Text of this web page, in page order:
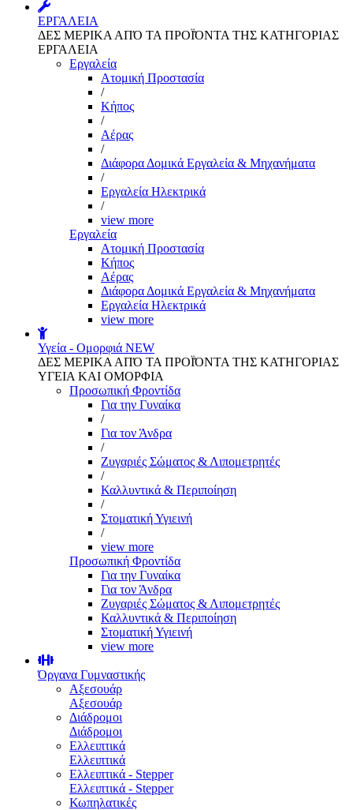
ΕΡΓΑΛΕΙΑ
ΔΕΣ ΜΕΡΙΚΑ ΑΠΌ ΤΑ ΠΡΟΪΌΝΤΑ ΤΗΣ ΚΑΤΗΓΟΡΙΑΣ
ΕΡΓΑΛΕΙΑ
Εργαλεία
Aτομική Προστασία
/
Kήπος
/
Αέρας
/
Διάφορα Δομικά Εργαλεία & Μηχανήματα
/
Εργαλεία Ηλεκτρικά
/
view more
Εργαλεία
Aτομική Προστασία
Kήπος
Αέρας
Διάφορα Δομικά Εργαλεία & Μηχανήματα
Εργαλεία Ηλεκτρικά
view more
Υγεία - Ομορφιά NEW
ΔΕΣ ΜΕΡΙΚΑ ΑΠΌ ΤΑ ΠΡΟΪΌΝΤΑ ΤΗΣ ΚΑΤΗΓΟΡΙΑΣ
ΥΓΕΙΑ ΚΑΙ ΟΜΟΡΦΙΑ
Προσωπική Φροντίδα
Για την Γυναίκα
/
Για τον Άνδρα
/
Ζυγαριές Σώματος & Λιπομετρητές
/
Καλλυντικά & Περιποίηση
/
Στοματική Υγιεινή
/
view more
Προσωπική Φροντίδα
Για την Γυναίκα
Για τον Άνδρα
Ζυγαριές Σώματος & Λιπομετρητές
Καλλυντικά & Περιποίηση
Στοματική Υγιεινή
view more
Όργανα Γυμναστικής
Αξεσουάρ
Αξεσουάρ
Διάδρομοι
Διάδρομοι
Ελλειπτικά
Ελλειπτικά
Ελλειπτικά - Stepper
Ελλειπτικά - Stepper
Κωπηλατικές